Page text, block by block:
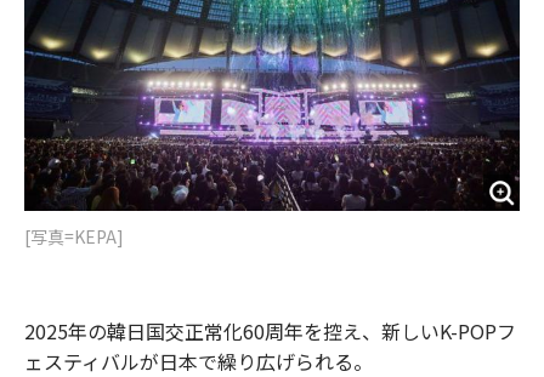
[写真=KEPA]
2025年の韓日国交正常化60周年を控え、新しいK-POPフ
ェスティバルが日本で繰り広げられる。